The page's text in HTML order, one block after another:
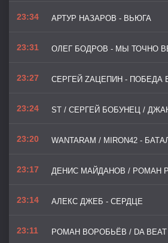
23:34 АРТУР НАЗАРОВ - ВЬЮГА
23:31
23:27
23:24
23:20
23:17
23:14 АЛЕКС ДЖЕБ - СЕРДЦЕ
23:11